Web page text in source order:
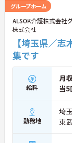
グループホーム
ALSOK介護株式会社
株式会社
【埼玉県／
集です
給料
月
当5
勤務地
埼
東